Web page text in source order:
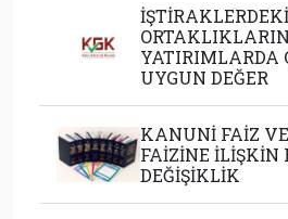
YATIRIMLARDA
UYGUN DEĞER
KANUNİ FAİZ
FAİZİNE
DEĞİŞİKLİK